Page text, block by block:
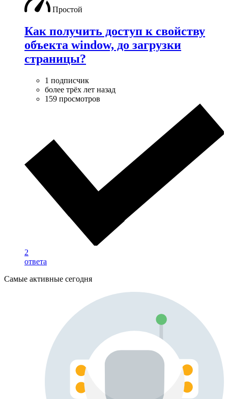
Простой
Как получить доступ к свойству
объекта window, до загрузки
страницы?
1 подписчик
более трёх лет назад
159 просмотров
2
ответа
Самые активные сегодня